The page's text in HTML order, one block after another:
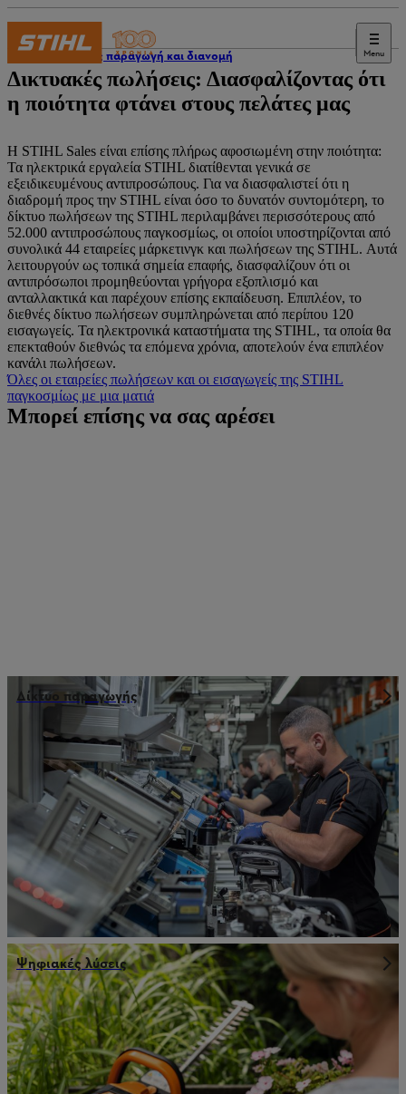
Menu
Διεθνής παραγωγή και διανομή
Δικτυακές πωλήσεις: Διασφαλίζοντας ότι
η ποιότητα φτάνει στους πελάτες μας
Η STIHL Sales είναι επίσης πλήρως αφοσιωμένη στην ποιότητα:
Τα ηλεκτρικά εργαλεία STIHL διατίθενται γενικά σε
εξειδικευμένους αντιπροσώπους. Για να διασφαλιστεί ότι η
διαδρομή προς την STIHL είναι όσο το δυνατόν συντομότερη, το
δίκτυο πωλήσεων της STIHL περιλαμβάνει περισσότερους από
52.000 αντιπροσώπους παγκοσμίως, οι οποίοι υποστηρίζονται από
συνολικά 44 εταιρείες μάρκετινγκ και πωλήσεων της STIHL. Αυτά
λειτουργούν ως τοπικά σημεία επαφής, διασφαλίζουν ότι οι
αντιπρόσωποι προμηθεύονται γρήγορα εξοπλισμό και
ανταλλακτικά και παρέχουν επίσης εκπαίδευση. Επιπλέον, το
διεθνές δίκτυο πωλήσεων συμπληρώνεται από περίπου 120
εισαγωγείς. Τα ηλεκτρονικά καταστήματα της STIHL, τα οποία θα
επεκταθούν διεθνώς τα επόμενα χρόνια, αποτελούν ένα επιπλέον
κανάλι πωλήσεων.
Όλες οι εταιρείες πωλήσεων και οι εισαγωγείς της STIHL
παγκοσμίως με μια ματιά
Μπορεί επίσης να σας αρέσει
Δίκτυο παραγωγής
Ψηφιακές λύσεις